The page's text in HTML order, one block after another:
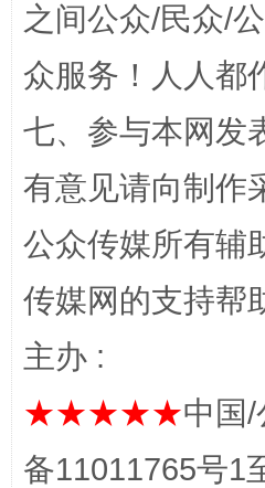
网上购药对药下症？
之间公众/民众/
众服务！人人都
七、参与本网发
有意见请向制作
公众传媒所有辅
传媒网的支持帮
主办 :
★★★★★中国/
备11011765号1